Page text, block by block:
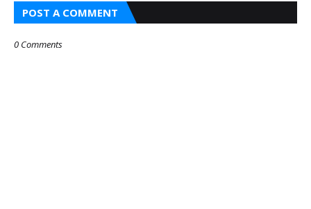
POST A COMMENT
0 Comments